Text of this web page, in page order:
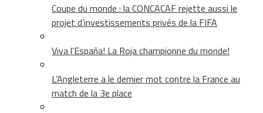
Coupe du monde : la CONCACAF rejette aussi le
projet d’investissements privés de la FIFA
Viva l’España! La Roja championne du monde!
L’Angleterre a le dernier mot contre la France au
match de la 3e place